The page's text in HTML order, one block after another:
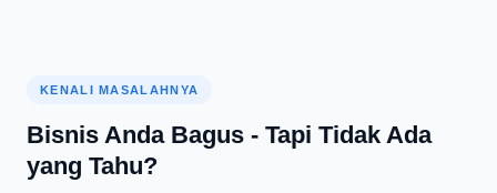
KENALI MASALAHNYA
Bisnis Anda Bagus - Tapi Tidak Ada
yang Tahu?